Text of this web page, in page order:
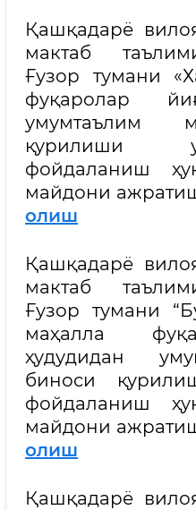
Қашқадарё
мактаб
Ғузор тумани
фуқаролар
умумтаълим
қурилиши
фойдаланиш
майдони
олиш
Қашқадарё
мактаб
Ғузор тумани
маҳалла
ҳудудидан
биноси
фойдаланиш
майдони
олиш
Қашқадарё